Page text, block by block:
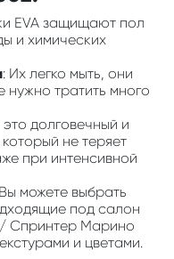
EVA защищают пол
и химических
: Их легко мыть, они
тратить много
это долговечный и
не теряет
при интенсивной
можете выбрать
под салон
Спринтер Марино
и цветами.